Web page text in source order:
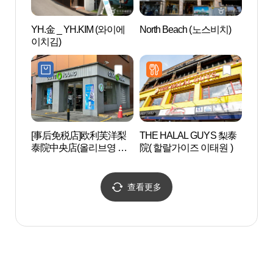
YH.金 _ YH.KIM (와이에
이치김)
North Beach (노스비치)
[事后免税店]欧利芙洋梨
泰院中央店(올리브영 이
THE HALAL GUYS 梨泰
院( 할랄가이즈 이태원 )
查看更多